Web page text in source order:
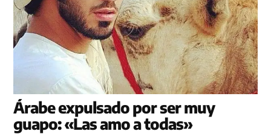
Árabe expulsado por ser muy
guapo: «Las amo a todas»